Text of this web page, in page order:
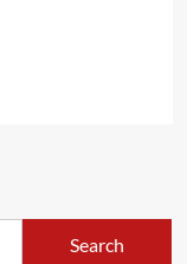
Search